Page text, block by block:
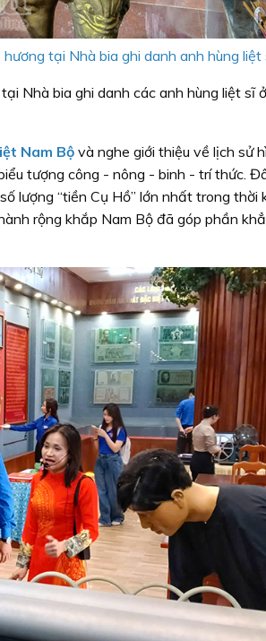
tại Nhà bia ghi danh anh hùng liệt
Nhà bia ghi danh các anh hùng liệt sĩ
Nam Bộ và nghe giới thiệu về lịch sử
tượng công - nông - binh - trí thức.
lượng “tiền Cụ Hồ” lớn nhất trong thời
rộng khắp Nam Bộ đã góp phần